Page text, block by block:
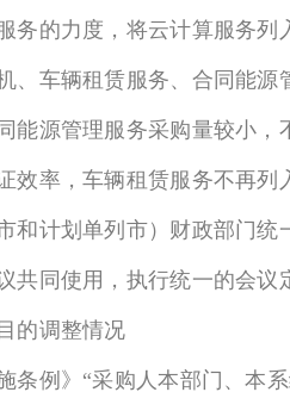
务的力度，将云计算服务列
车辆租赁服务、合同能源
能源管理服务采购量较小
效率，车辆租赁服务不再
和计划单列市）财政部门
共同使用，执行统一的会
调整情况
例》“采购人本部门、本系